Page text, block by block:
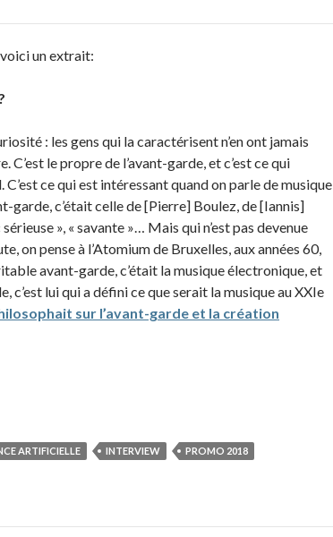
un extrait:
: les gens qui la caractérisent n’en ont jamais
le propre de l’avant-garde, et c’est ce qui
ce qui est intéressant quand on parle de musique
garde, c’était celle de [Pierre] Boulez, de [Iannis]
», « savante »… Mais qui n’est pas devenue
on pense à l’Atomium de Bruxelles, aux années 60,
avant-garde, c’était la musique électronique, et
c’est lui qui a défini ce que serait la musique au XXIe
sur l’avant-garde et la création
ARTIFICIELLE INTERVIEW
PROMO 2018